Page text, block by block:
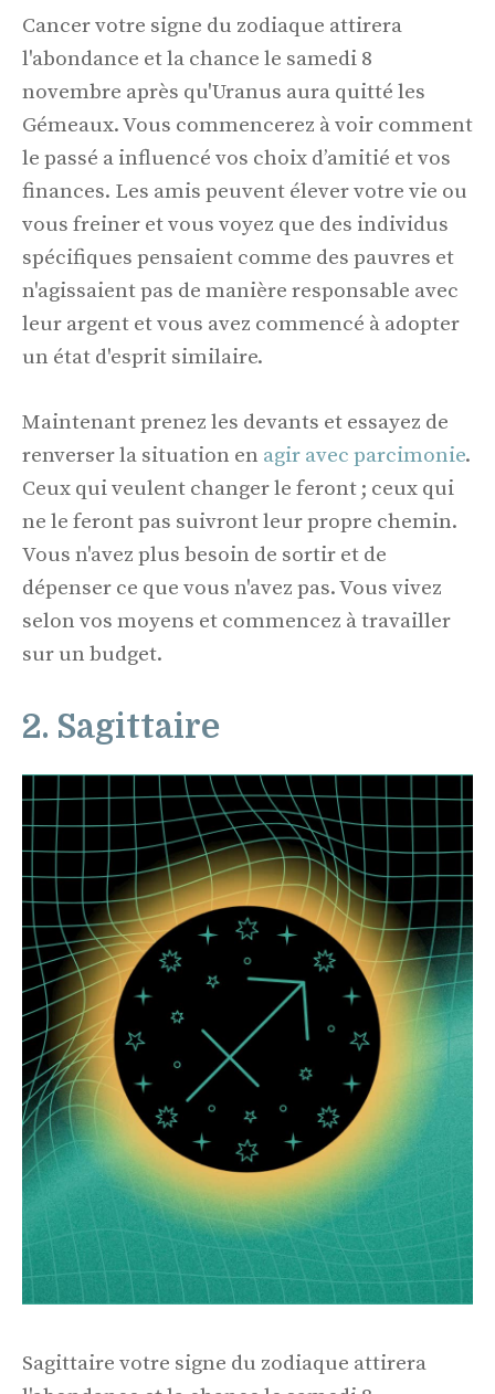
Cancer votre signe du zodiaque attirera
l'abondance et la chance le samedi 8
novembre après qu'Uranus aura quitté les
Gémeaux. Vous commencerez à voir comment
le passé a influencé vos choix d’amitié et vos
finances. Les amis peuvent élever votre vie ou
vous freiner et vous voyez que des individus
spécifiques pensaient comme des pauvres et
n'agissaient pas de manière responsable avec
leur argent et vous avez commencé à adopter
un état d'esprit similaire.
Maintenant prenez les devants et essayez de
renverser la situation en agir avec parcimonie.
Ceux qui veulent changer le feront ; ceux qui
ne le feront pas suivront leur propre chemin.
Vous n'avez plus besoin de sortir et de
dépenser ce que vous n'avez pas. Vous vivez
selon vos moyens et commencez à travailler
sur un budget.
2. Sagittaire
Sagittaire votre signe du zodiaque attirera